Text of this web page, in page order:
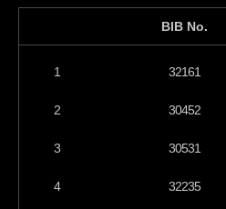
BIB No.
1 32161
2 30452
3 30531
4 32235